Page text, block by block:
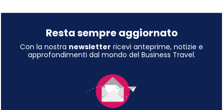
Resta sempre aggiornato
Con la nostra newsletter ricevi anteprime, notizie e
approfondimenti dal mondo del Business Travel.